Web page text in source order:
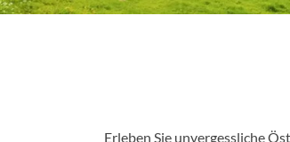
Erleben Sie unvergessliche